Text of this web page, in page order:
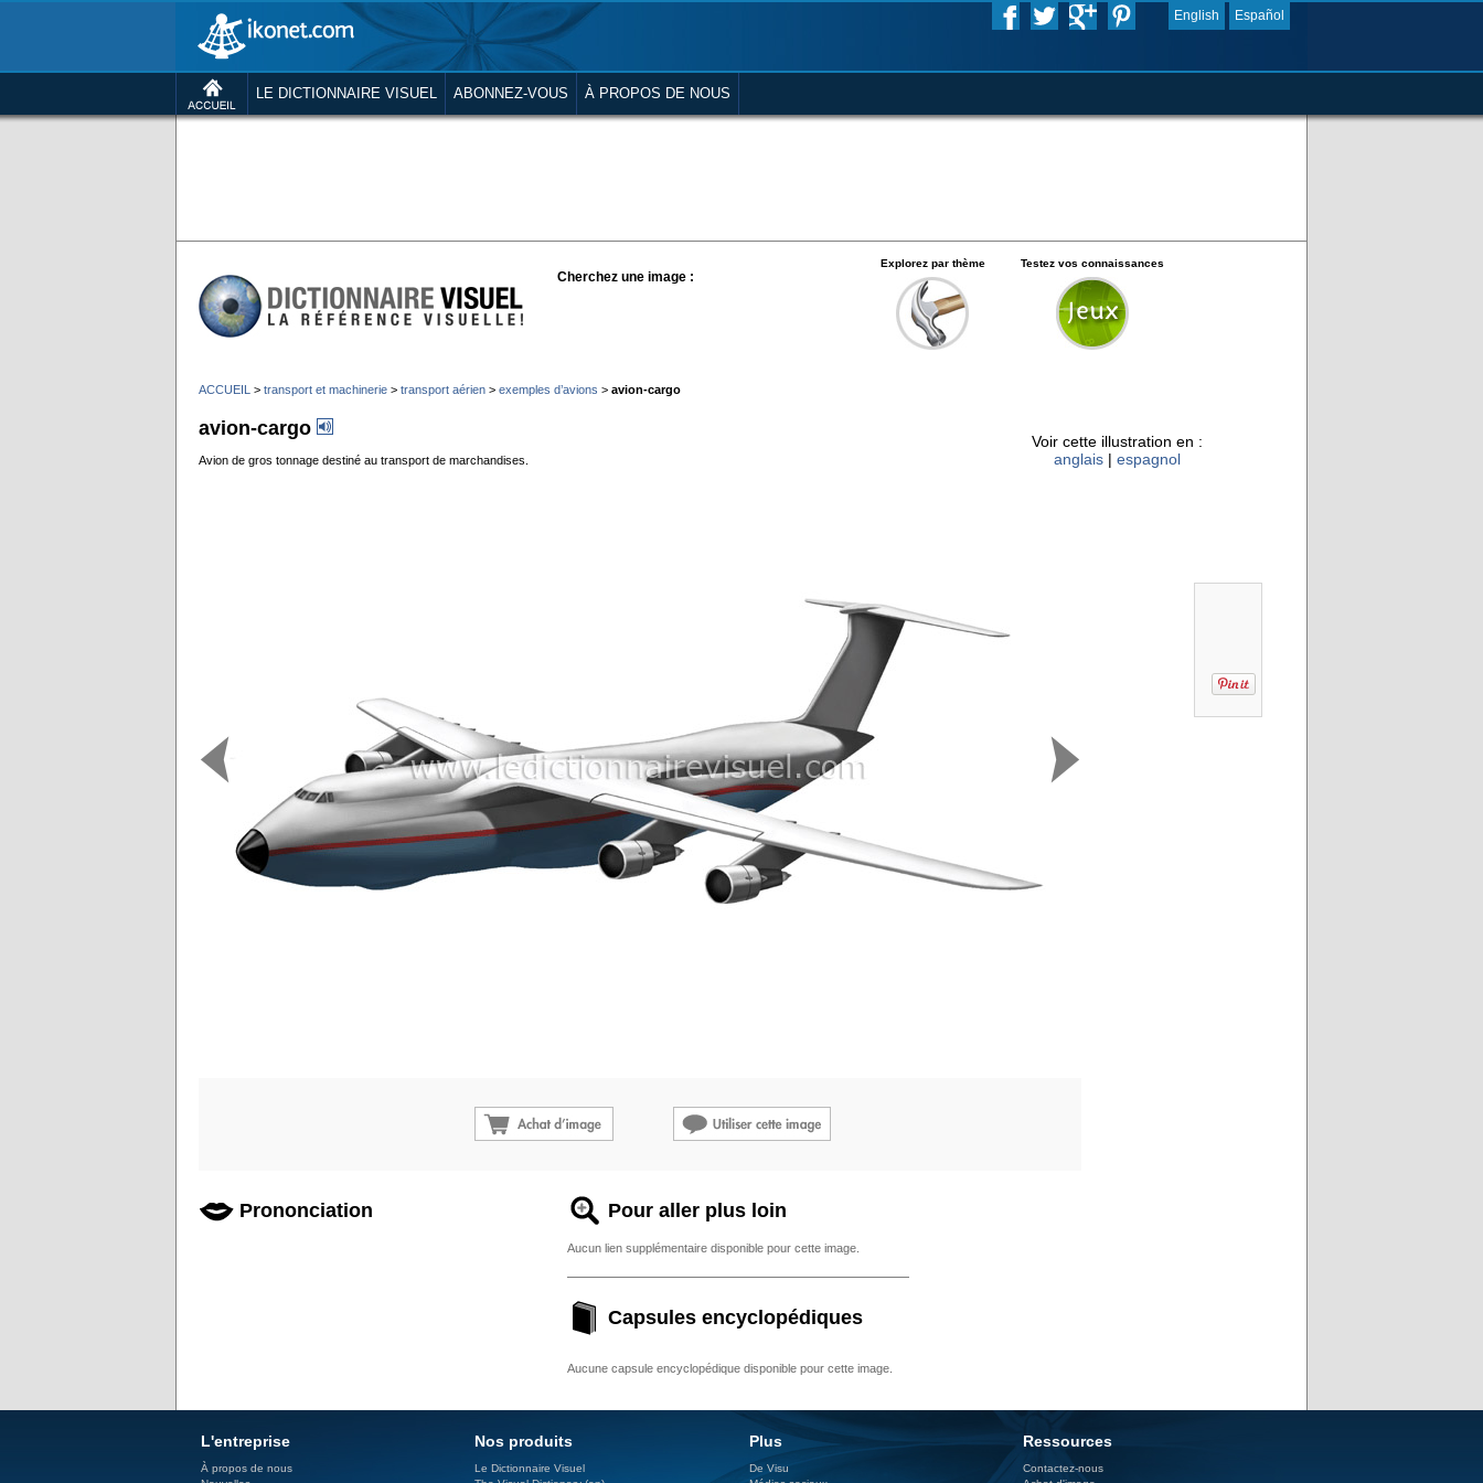
English Español
LE DICTIONNAIRE VISUEL ABONNEZ-VOUS À PROPOS DE NOUS
Cherchez une image :
Explorez par thème Testez vos connaissances
ACCUEIL > transport et machinerie > transport aérien > exemples d’avions > avion-cargo
avion-cargo
Avion de gros tonnage destiné au transport de marchandises.
Voir cette illustration en :
anglais | espagnol
Prononciation Pour aller plus loin
Aucun lien supplémentaire disponible pour cette image.
Capsules encyclopédiques
Aucune capsule encyclopédique disponible pour cette image.
L'entreprise
À propos de nous
Nos produits
Le Dictionnaire Visuel
Plus
De Visu
Ressources
Contactez-nous